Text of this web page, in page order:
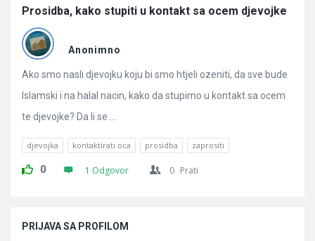
Latest
Pitanja
Prosidba, kako stupiti u kontakt sa ocem djevojke
Anonimno
Ako smo nasli djevojku koju bi smo htjeli ozeniti, da sve bude
Islamski i na halal nacin, kako da stupimo u kontakt sa ocem
te djevojke? Da li se ...
djevojka kontaktirati oca prosidba zaprositi
0 1 Odgovor 0 Prati
PRIJAVA SA PROFILOM